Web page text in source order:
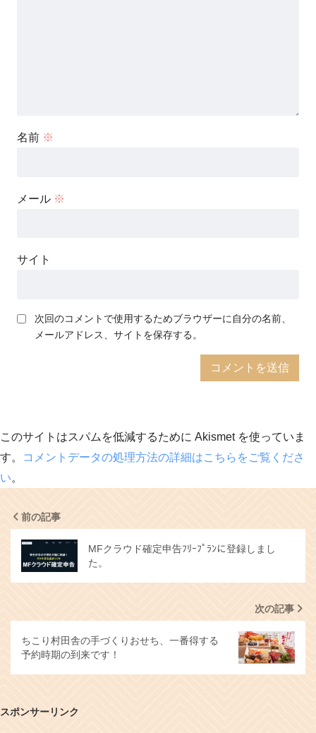
名前 ※
メール ※
サイト
次回のコメントで使用するためブラウザーに自分の名前、
メールアドレス、サイトを保存する。
このサイトはスパムを低減するために Akismet を使っていま
す。
コメントデータの処理方法の詳細はこちらをご覧くださ
い。
前の記事
MFクラウド確定申告ﾌﾘｰﾌﾟﾗﾝに登録しまし
た。
次の記事
ちこり村田舎の手づくりおせち、一番得する
予約時期の到来です！
スポンサーリンク